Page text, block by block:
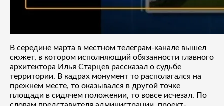
В середине марта в местном телеграм-канале вышел
сюжет, в котором исполняющий обязанности главного
архитектора Илья Старцев рассказал о судьбе
территории. В кадрах монумент то располагался на
прежнем месте, то оказывался в другой точке
площади в сидячем положении, то вовсе исчезал. По
словам представителя администрации, проект-